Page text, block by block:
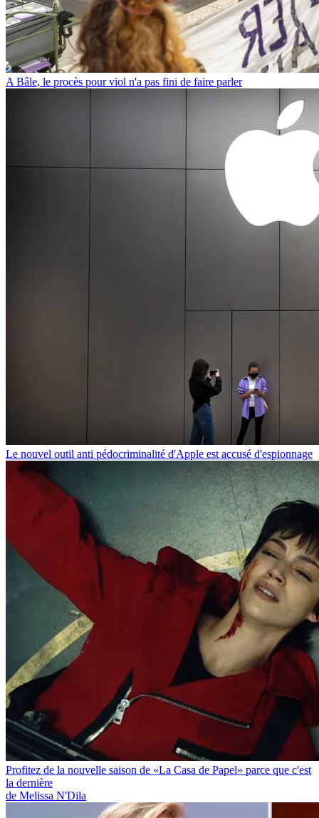
A Bâle, le procès pour viol n'a pas fini de faire parler
Le nouvel outil anti pédocriminalité d'Apple est accusé d'espionnage
Profitez de la nouvelle saison de «La Casa de Papel» parce que c'est
la dernière
de Melissa N'Dila